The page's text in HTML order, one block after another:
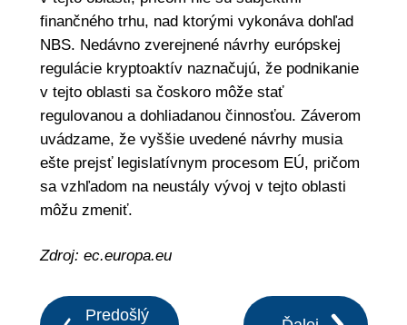
finančného trhu, nad ktorými vykonáva dohľad
NBS. Nedávno zverejnené návrhy európskej
regulácie kryptoaktív naznačujú, že podnikanie
v tejto oblasti sa čoskoro môže stať
regulovanou a dohliadanou činnosťou. Záverom
uvádzame, že vyššie uvedené návrhy musia
ešte prejsť legislatívnym procesom EÚ, pričom
sa vzhľadom na neustály vývoj v tejto oblasti
môžu zmeniť.
Zdroj: ec.europa.eu
Predošlý